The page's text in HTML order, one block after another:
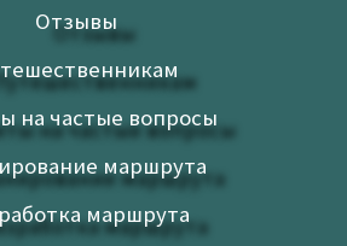
Отзывы
на частые вопросы
маршрута
маршрута